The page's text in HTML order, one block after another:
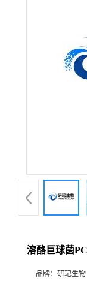
溶酪巨球菌
品牌： 研玘生物